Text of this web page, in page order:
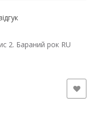
2. Бараний рок RU